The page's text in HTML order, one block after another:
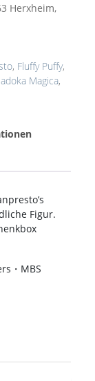
Herxheim,
, Fluffy Puffy,
Magica,
Figur.
・MBS